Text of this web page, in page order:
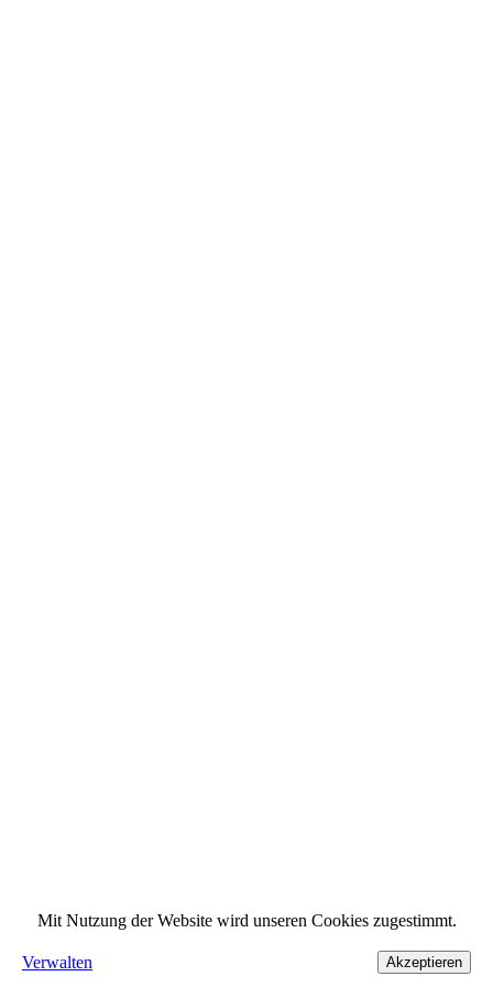
Mit Nutzung der Website wird unseren Cookies zugestimmt.
Verwalten Akzeptieren